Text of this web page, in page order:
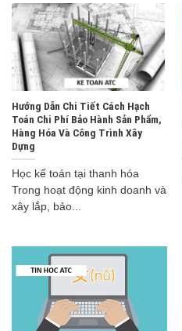
Hướng Dẫn Chi Tiết Cách Hạch
Toán Chi Phí Bảo Hành Sản Phẩm,
Hàng Hóa Và Công Trình Xây
Dựng
Học kế toán tại thanh hóa
Trong hoạt động kinh doanh và
xây lắp, bảo...